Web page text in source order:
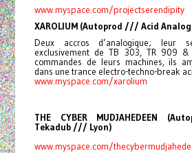
www.myspace.com/projectserendipity
XAROLIUM (Autoprod /// Acid
Deux accros d’analogique; leur
exclusivement de TB 303, TR 909
commandes de leurs machines, ils
dans une trance electro-techno-break
www.myspace.com/xarolium
THE CYBER MUDJAHEDEEN
Tekadub /// Lyon)
www.myspace.com/